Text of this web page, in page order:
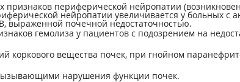
периферической нейропатии
нейропатии увеличивается у больных с
выраженной почечной недостаточностью.
гемолиза у пациентов с подозрением на
коркового вещества почек, при гнойном
нарушения функции почек.